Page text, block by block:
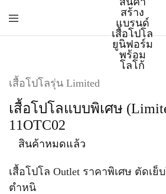
Polomaker
ผลิต
แบรนด์
เสื้อ
ยูนิฟอร์ม
ผลิต
โปโล
มาตรฐาน
ISO9001
อุตสาหกรรม
เสื้อโปโลรุ่น Limited
เสื้อโปโลแบบพิเศษ
11OTC02
สินค้าหมดแล้ว
เสื้อโปโล Outlet ราคาพิเศษ ตัดเ
ตำหนิ